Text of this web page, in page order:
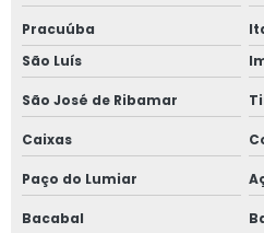
Pracuúba
São Luís
São José de Ribamar
Caixas
Paço do Lumiar
Bacabal